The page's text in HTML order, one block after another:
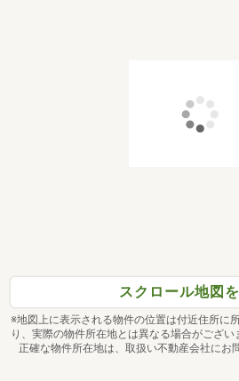
スクロール地図
※地図上に表示される物件の位置は付近住所に
り、実際の物件所在地とは異なる場合がござい
正確な物件所在地は、取扱い不動産会社にお